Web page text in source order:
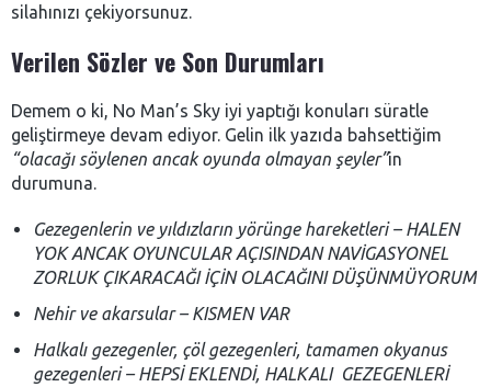
silahınızı çekiyorsunuz.
Verilen Sözler ve Son Durumları
Demem o ki, No Man’s Sky iyi yaptığı konuları süratle
geliştirmeye devam ediyor. Gelin ilk yazıda bahsettiğim
“olacağı söylenen ancak oyunda olmayan şeyler”in
durumuna.
Gezegenlerin ve yıldızların yörünge hareketleri – HALEN
YOK ANCAK OYUNCULAR AÇISINDAN NAVİGASYONEL
ZORLUK ÇIKARACAĞI İÇİN OLACAĞINI DÜŞÜNMÜYORUM
Nehir ve akarsular – KISMEN VAR
Halkalı gezegenler, çöl gezegenleri, tamamen okyanus
gezegenleri – HEPSİ EKLENDİ, HALKALI GEZEGENLERİ